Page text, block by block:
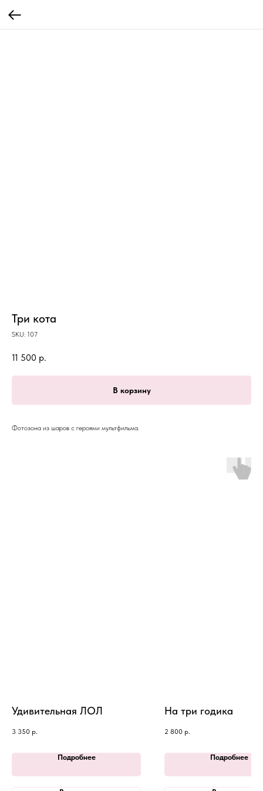
Три кота
SKU: 107
11 500 р.
В корзину
Фотозона из шаров с героями мультфильма.
Удивительная ЛОЛ
3 350 р.
Подробнее
На три годика
2 800 р.
Подробнее